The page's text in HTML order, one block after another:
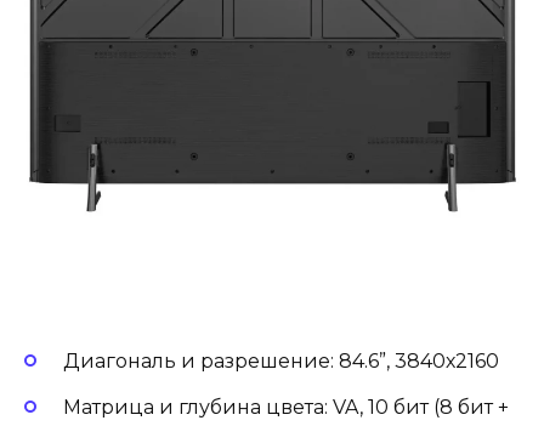
Диагональ и разрешение: 84.6”, 3840х2160
Матрица и глубина цвета: VA, 10 бит (8 бит +